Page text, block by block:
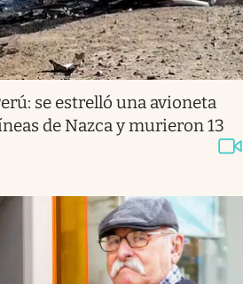
se estrelló una avioneta
de Nazca y murieron 13